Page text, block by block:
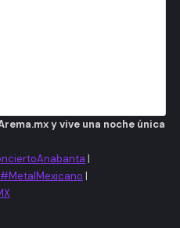
y vive una noche única
|
#MetalMexicano |